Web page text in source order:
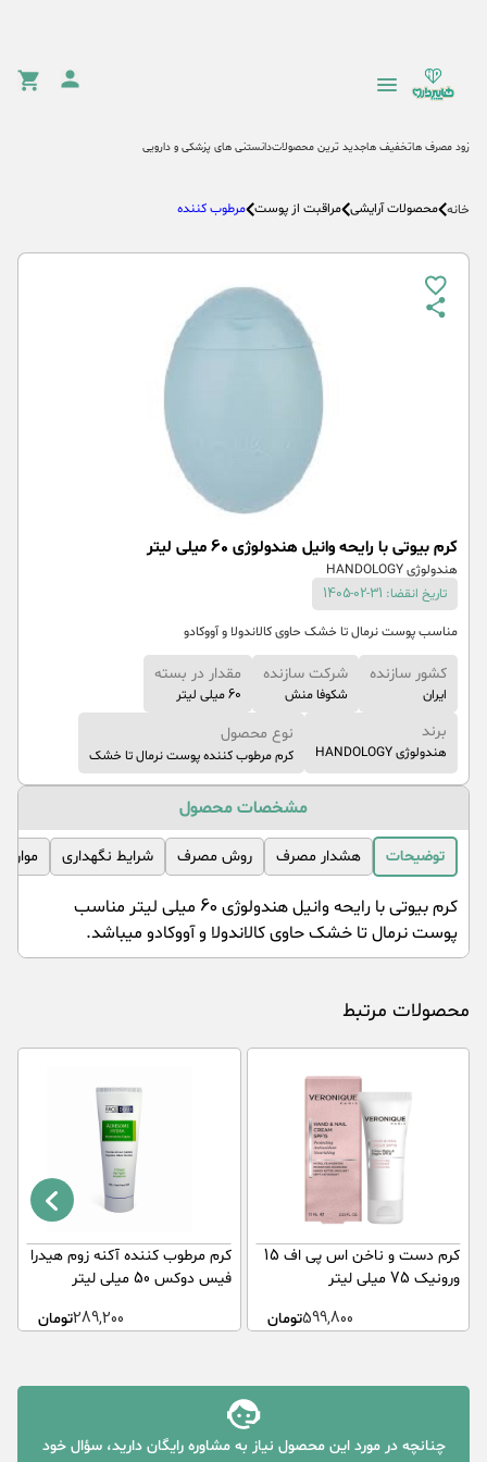
زود مصرف هاتخفیف هاجدید ترین محصولاتدانستنی های پزشکی و دارویی
خانه محصولات آرایشی مراقبت از پوست مرطوب کننده
کرم بیوتی با رایحه وانیل هندولوژی 60 میلی لیتر
هندولوژی HANDOLOGY
تاریخ انقضا: 31-02-1405
مناسب پوست نرمال تا خشک حاوی کالاندولا و آووکادو
کشور سازنده
ایران
شرکت سازنده
شکوفا منش
مقدار در بسته
60 میلی لیتر
برند
هندولوژی HANDOLOGY
نوع محصول
کرم مرطوب کننده پوست نرمال تا خشک
مشخصات محصول
توضیحات هشدار مصرف روش مصرف شرایط نگهداری
کرم بیوتی با رایحه وانیل هندولوژی 60 میلی لیتر مناسب
پوست نرمال تا خشک حاوی کالاندولا و آووکادو میباشد.
محصولات مرتبط
کرم دست و ناخن اس پی اف 15
ورونیک 75 میلی لیتر
599,800تومان
کرم مرطوب کننده آکنه زوم هیدرا
فیس دوکس 50 میلی لیتر
289,200تومان
چنانچه در مورد این محصول نیاز به مشاوره رایگان دارید، سؤال خود